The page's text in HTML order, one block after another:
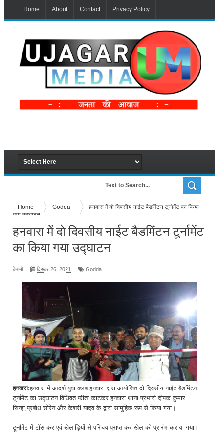
Home About Contact Privacy Policy
Home Godda
हनवारा में दो दिवसीय नाईट बैडमिंटन टूर्नामेंट का किया
गया उद्घाटन
हनवारा में दो दिवसीय नाईट बैडमिंटन टूर्नामेंट
का किया गया उद्घाटन
बेनामी दिसंबर 26, 2021 Godda
हनवारा:हनवारा में आदर्श युवा क्लब हनवारा द्वारा आयोजित दो दिवसीय नाईट बैडमिंटन
टूर्नामेंट का उद्घाटन विधिवत फीता काटकर हनवारा थाना प्रभारी दीपक कुमार
सिन्हा,प्रबोध सोरेन और केशरी यादव के द्वारा सामुहिक रूप से किया गया।
टूर्नामेंट में टॉस कर एवं खेलाड़ियों से परिचय प्राप्त कर खेल को प्रारंभ कराया गया।